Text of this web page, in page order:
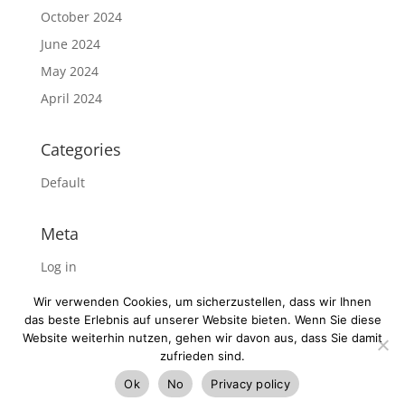
October 2024
June 2024
May 2024
April 2024
Categories
Default
Meta
Log in
Entries feed
Comments feed
WordPress.org
Wir verwenden Cookies, um sicherzustellen, dass wir Ihnen
das beste Erlebnis auf unserer Website bieten. Wenn Sie diese
Website weiterhin nutzen, gehen wir davon aus, dass Sie damit
zufrieden sind.
Ok
No Privacy policy